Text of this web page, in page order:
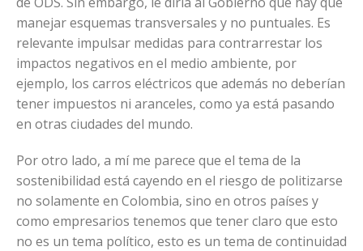
manejar esquemas transversales y no puntuales. Es
relevante impulsar medidas para contrarrestar los
impactos negativos en el medio ambiente, por
ejemplo, los carros eléctricos que además no deberían
tener impuestos ni aranceles, como ya está pasando
en otras ciudades del mundo.
Por otro lado, a mí me parece que el tema de la
sostenibilidad está cayendo en el riesgo de politizarse
no solamente en Colombia, sino en otros países y
como empresarios tenemos que tener claro que esto
no es un tema político, esto es un tema de continuidad